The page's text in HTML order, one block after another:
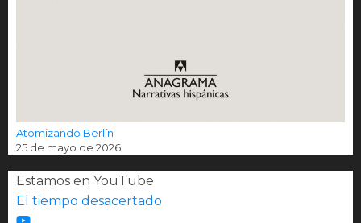
Atomizando Berlín
25 de mayo de 2026
Estamos en YouTube
El tiempo desacertado